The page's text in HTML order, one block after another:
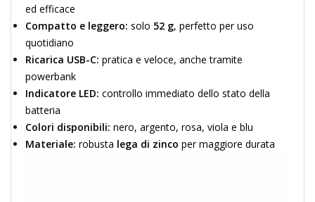
ed efficace
Compatto e leggero: solo 52 g, perfetto per uso
quotidiano
Ricarica USB-C: pratica e veloce, anche tramite
powerbank
Indicatore LED: controllo immediato dello stato della
batteria
Colori disponibili: nero, argento, rosa, viola e blu
Materiale: robusta lega di zinco per maggiore durata